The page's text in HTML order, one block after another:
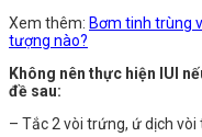
Xem thêm: Bơm tinh trùng
tượng nào?
Không nên thực hiện IUI
đề sau:
– Tắc 2 vòi trứng, ứ dịch vòi